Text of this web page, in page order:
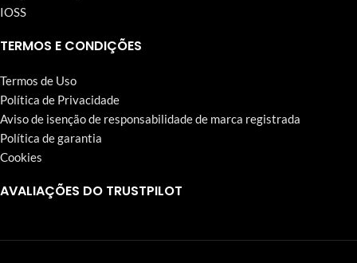
IOSS
TERMOS E CONDIÇÕES
Termos de Uso
Política de Privacidade
Aviso de isenção de responsabilidade de marca registrada
Política de garantia
Cookies
AVALIAÇÕES DO TRUSTPILOT